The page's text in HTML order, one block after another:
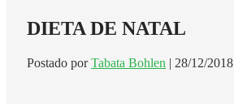
DIETA DE NATAL
Postado porTabata Bohlen | 28/12/2018